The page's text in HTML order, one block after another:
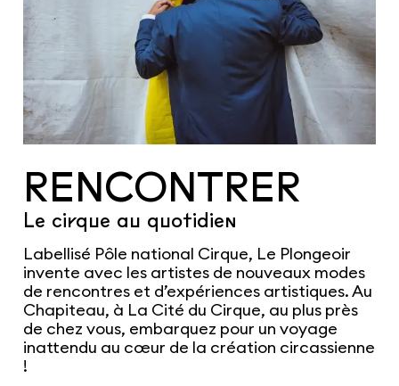
RENCONTRER
Le cirque au quotidien
Labellisé Pôle national Cirque, Le Plongeoir
invente avec les artistes de nouveaux modes
de rencontres et d’expériences artistiques. Au
Chapiteau, à La Cité du Cirque, au plus près
de chez vous, embarquez pour un voyage
inattendu au cœur de la création circassienne
!